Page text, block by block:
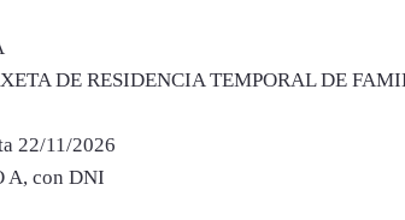
DE RESIDENCIA TEMPORAL DE
22/11/2026
A, con DNI